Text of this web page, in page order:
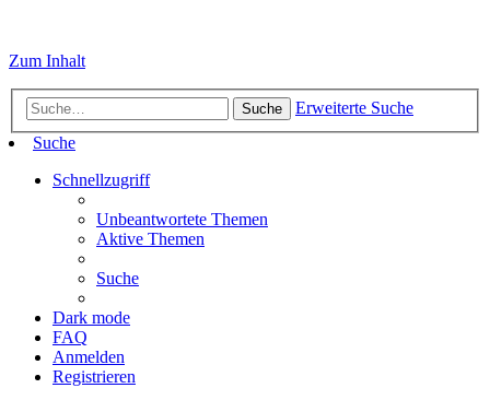
Zum Inhalt
Suche
Erweiterte Suche
Suche
Schnellzugriff
Unbeantwortete Themen
Aktive Themen
Suche
Dark mode
FAQ
Anmelden
Registrieren